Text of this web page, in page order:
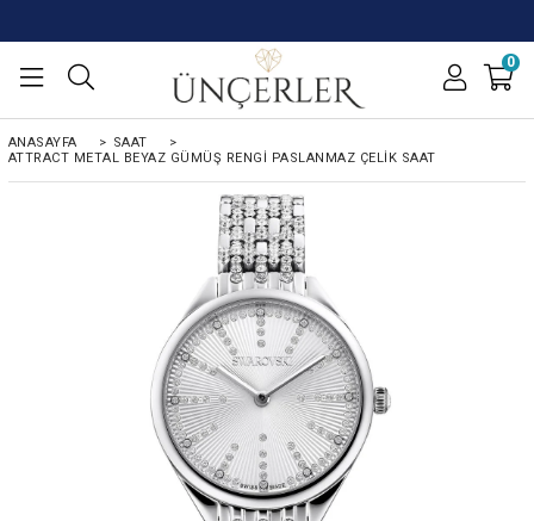
0
ANASAYFA > SAAT
>
ATTRACT METAL BEYAZ GÜMÜŞ RENGI PASLANMAZ ÇELIK SAAT